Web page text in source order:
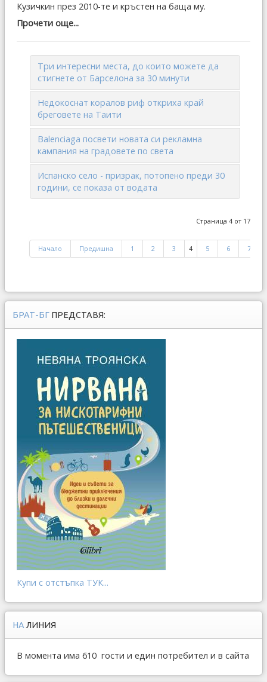
Кузичкин през 2010-те и кръстен на баща му.
Прочети още...
Три интересни места, до които можете да
стигнете от Барселона за 30 минути
Недокоснат коралов риф откриха край
бреговете на Таити
Balenciaga посвети новата си рекламна
кампания на градовете по света
Испанско село - призрак, потопено преди 30
години, се показа от водата
Страница 4 от 17
Начало Предишна 1 2 3 4 5 6 7
БРАТ-БГ ПРЕДСТАВЯ:
Купи с отстъпка ТУК...
НАЛИНИЯ
В момента има 610 гости и един потребител и в сайта